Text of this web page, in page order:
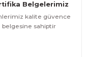
Belgelerimiz
kalite güvence
belgesine sahiptir